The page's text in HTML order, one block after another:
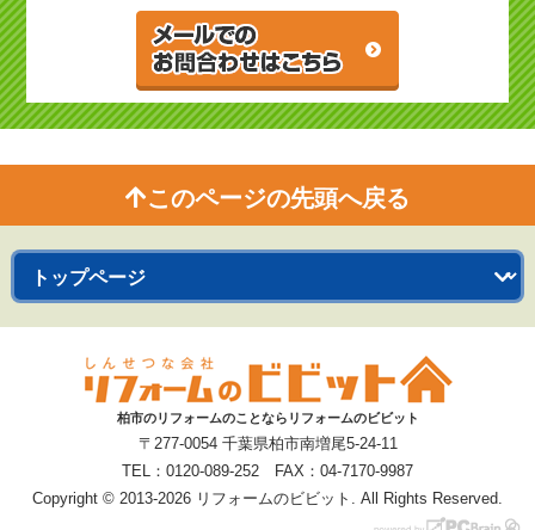
このページの先頭へ戻る
柏市のリフォームのことならリフォームのビビット
〒277-0054 千葉県柏市南増尾5-24-11
TEL：0120-089-252 FAX：04-7170-9987
Copyright © 2013-2026 リフォームのビビット. All Rights Reserved.